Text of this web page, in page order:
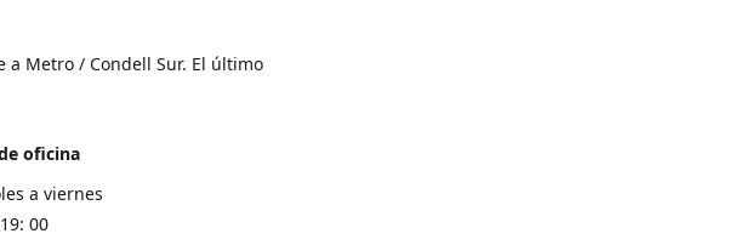
a Metro / Condell Sur. El último
oficina
a viernes
00